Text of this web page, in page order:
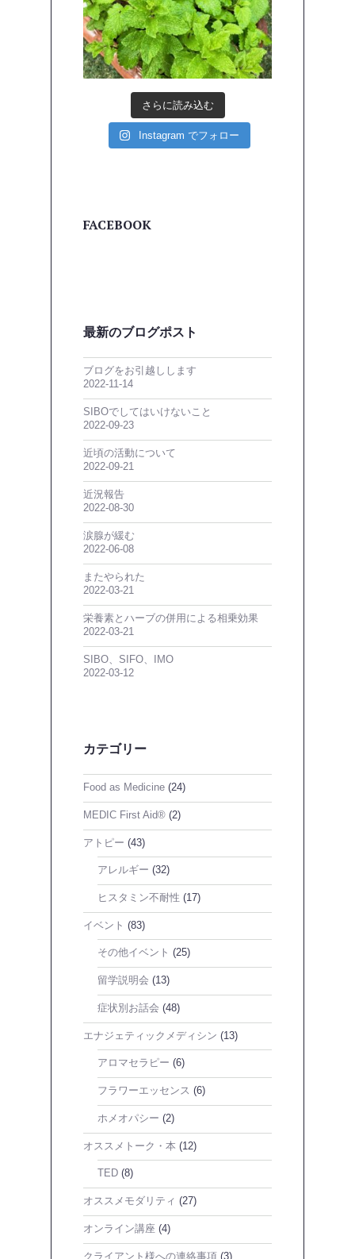
さらに読み込む
Instagram でフォロー
FACEBOOK
最新のブログポスト
ブログをお引越しします
2022-11-14
SIBOでしてはいけないこと
2022-09-23
近頃の活動について
2022-09-21
近況報告
2022-08-30
涙腺が緩む
2022-06-08
またやられた
2022-03-21
栄養素とハーブの併用による相乗効果
2022-03-21
SIBO、SIFO、IMO
2022-03-12
カテゴリー
Food as Medicine (24)
MEDIC First Aid® (2)
アトピー (43)
アレルギー (32)
ヒスタミン不耐性 (17)
イベント (83)
その他イベント (25)
留学説明会 (13)
症状別お話会 (48)
エナジェティックメディシン (13)
アロマセラピー (6)
フラワーエッセンス (6)
ホメオパシー (2)
オススメトーク・本 (12)
TED (8)
オススメモダリティ (27)
オンライン講座 (4)
クライアント様への連絡事項 (3)